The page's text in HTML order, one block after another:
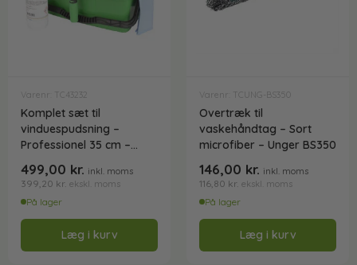
Varenr: TC43232
Komplet sæt til
vinduespudsning –
Professionel 35 cm –
499,00 kr. inkl. moms
399,20 kr. ekskl. moms
På lager
Læg i kurv
Varenr: TCUNG-BS350
Overtræk til
vaskehåndtag – Sort
microfiber – Unger BS350
146,00 kr. inkl. moms
116,80 kr. ekskl. moms
På lager
Læg i kurv